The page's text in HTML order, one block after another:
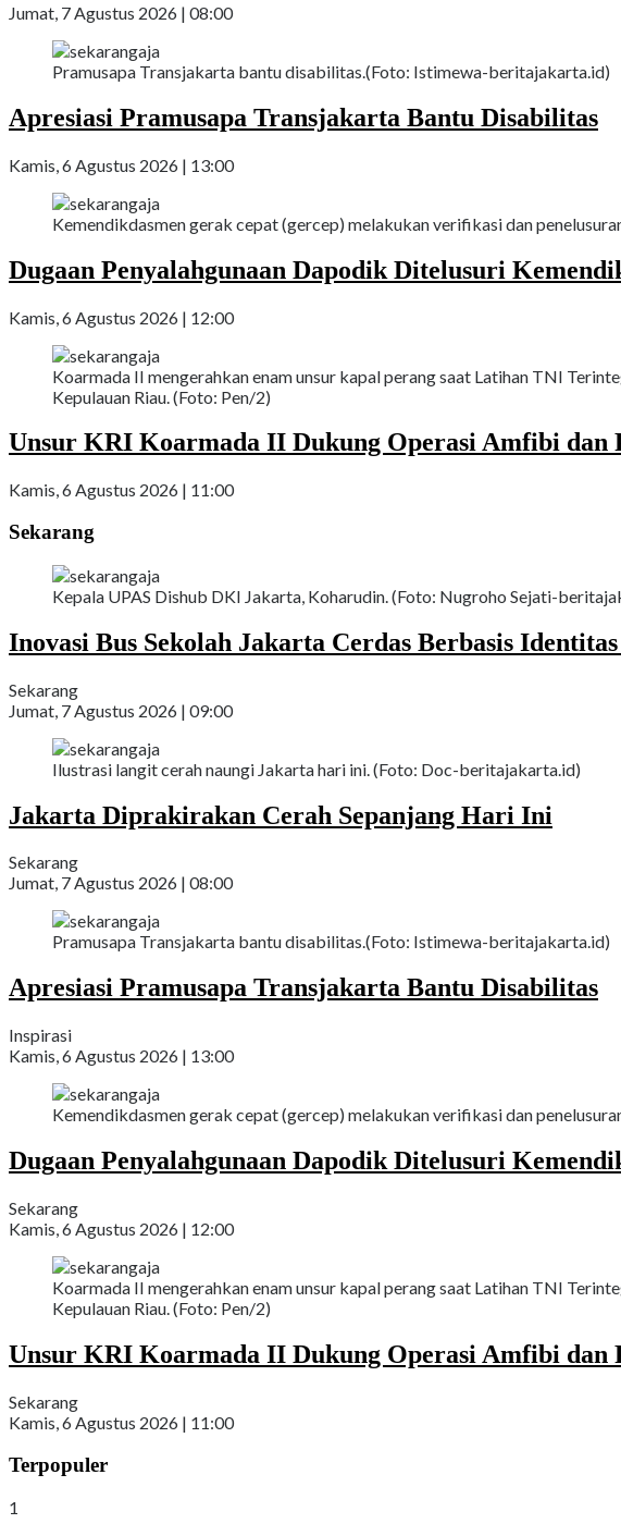
Jumat, 7 Agustus 2026 | 08:00
Pramusapa Transjakarta bantu disabilitas.(Foto: Istimewa-beritajakarta.id)
Apresiasi Pramusapa Transjakarta Bantu Disabilitas
Kamis, 6 Agustus 2026 | 13:00
Kemendikdasmen gerak cepat (gercep) melakukan verifikasi dan
Dugaan Penyalahgunaan Dapodik Ditelusuri
Kamis, 6 Agustus 2026 | 12:00
Koarmada II mengerahkan enam unsur kapal perang saat Latihan TNI
Kepulauan Riau. (Foto: Pen/2)
Unsur KRI Koarmada II Dukung Operasi Amfibi dan
Kamis, 6 Agustus 2026 | 11:00
Sekarang
Kepala UPAS Dishub DKI Jakarta, Koharudin. (Foto: Nugroho Sejati-
Inovasi Bus Sekolah Jakarta Cerdas Berbasis
Sekarang
Jumat, 7 Agustus 2026 | 09:00
Ilustrasi langit cerah naungi Jakarta hari ini. (Foto: Doc-beritajakarta.id)
Jakarta Diprakirakan Cerah Sepanjang Hari Ini
Sekarang
Jumat, 7 Agustus 2026 | 08:00
Pramusapa Transjakarta bantu disabilitas.(Foto: Istimewa-beritajakarta.id)
Apresiasi Pramusapa Transjakarta Bantu Disabilitas
Inspirasi
Kamis, 6 Agustus 2026 | 13:00
Kemendikdasmen gerak cepat (gercep) melakukan verifikasi dan
Dugaan Penyalahgunaan Dapodik Ditelusuri
Sekarang
Kamis, 6 Agustus 2026 | 12:00
Koarmada II mengerahkan enam unsur kapal perang saat Latihan TNI
Kepulauan Riau. (Foto: Pen/2)
Unsur KRI Koarmada II Dukung Operasi Amfibi dan
Sekarang
Kamis, 6 Agustus 2026 | 11:00
Terpopuler
1